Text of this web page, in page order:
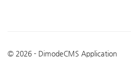
© 2026 - DimodeCMS Application